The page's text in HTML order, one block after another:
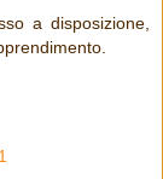
a disposizione,